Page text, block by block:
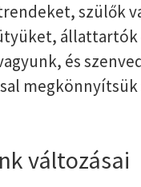
szülők
állattartók
és
változásai